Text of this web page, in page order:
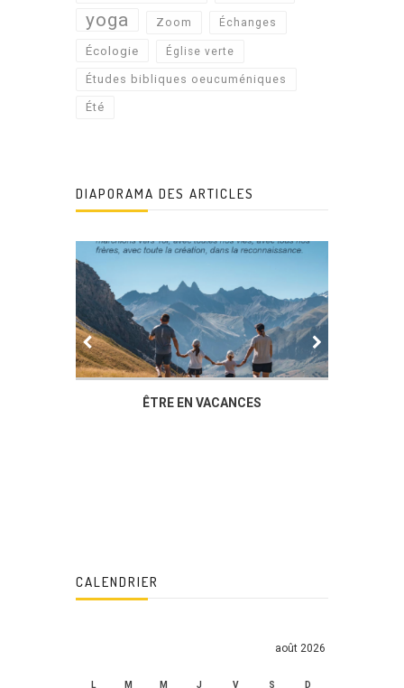
yoga Zoom Échanges
Écologie Église verte
Études bibliques oeucuméniques
Été
DIAPORAMA DES ARTICLES
ÊTRE EN VACANCES
CALENDRIER
août 2026
L M M J V S D